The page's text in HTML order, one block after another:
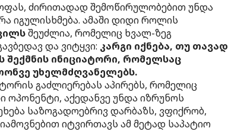
ძირითადად შემოწირულობებით უნდა
იგულისხმება. ამაში დიდი როლის
შეუძლია, რომელიც ხვალ-ზეგ
და ვიტყვი: კარგი იქნება, თუ თავად
შექმნის ინიციატორი, რომელსაც
უხელმძღვანელებს.
გაძლიერებას აპირებს, რომელიც
აქედანვე უნდა იზრუნოს
საზოგადოებრივ დარბაზს, ვფიქრობ,
იტვირთავს ამ მეტად საპატიო